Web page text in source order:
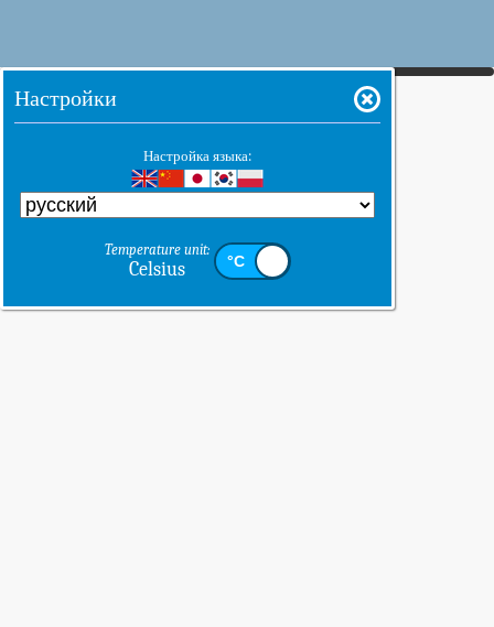
Настройки
Настройка языка:
Temperature unit:
Celsius